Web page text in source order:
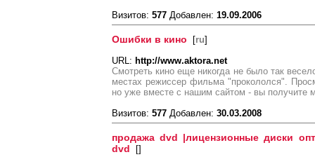
Визитов: 577 Добавлен: 19.09.2006
Ошибки в кино [ru]
URL: http://www.aktora.net
Смотреть кино еще никогда не было так
местах режиссер фильма "прокололся".
но уже вместе с нашим сайтом - вы получите
Визитов: 577 Добавлен: 30.03.2008
продажа dvd |лицензионные диски
dvd []